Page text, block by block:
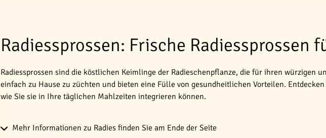
Radiessprossen: Frische Radiessprossen
Radiessprossen sind die köstlichen Keimlinge der Radieschenpflanze, die für ihren würzigen
einfach zu Hause zu züchten und bieten eine Fülle von gesundheitlichen Vorteilen.
wie Sie sie in Ihre täglichen Mahlzeiten integrieren können.
Mehr Informationen zu Radies finden Sie am Ende der Seite